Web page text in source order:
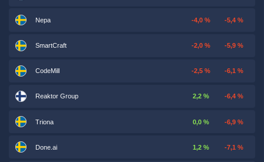
Nepa -4,0 % -5,4 %
SmartCraft -2,0 % -5,9 %
CodeMill -2,5 % -6,1 %
Reaktor Group 2,2 % -6,4 %
Triona 0,0 % -6,9 %
Done.ai 1,2 % -7,1 %